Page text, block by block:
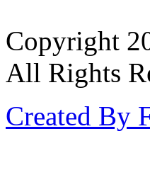
Copyright
All Rights
Created By